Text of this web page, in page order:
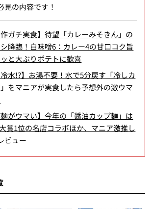
見の内容です！
作ガチ実食】待望「カレーみそきん」の
降臨！白味噌6：カレー4の甘口コク旨
と大ぶりポテトに歓喜
冷水!?】お湯不要！水で5分戻す「冷しカ
をマニアが実食したら予想外の激ウマ
麺がウマい】今年の「醤油カップ麺」は
賞1位の名店コラボほか、マニア激推し
ビュー